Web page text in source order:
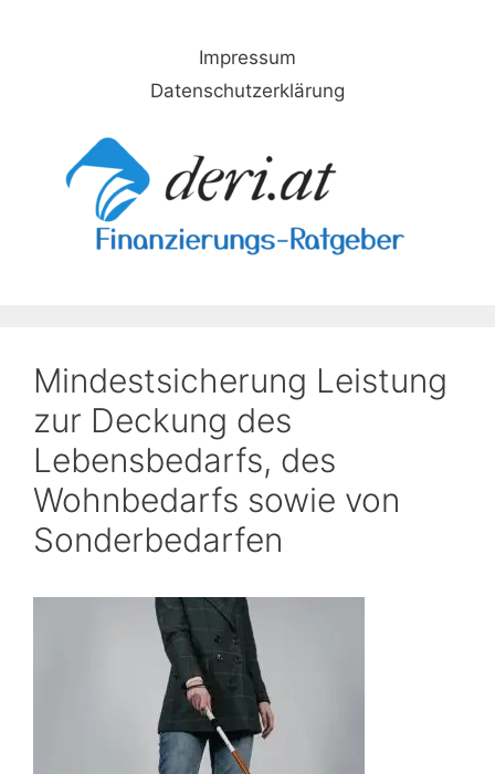
Impressum
Datenschutzerklärung
Mindestsicherung Leistung
zur Deckung des
Lebensbedarfs, des
Wohnbedarfs sowie von
Sonderbedarfen